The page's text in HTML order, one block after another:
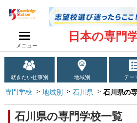
メニュー
日本の専門
就きたい仕事別 地域別 テー
専門学校 地域別 石川県 石川県の
石川県の専門学校一覧